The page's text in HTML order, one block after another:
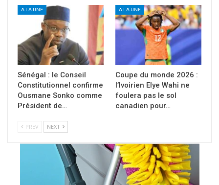
A LA UNE
Sénégal : le Conseil
Constitutionnel confirme
Ousmane Sonko comme
Président de…
A LA UNE
Coupe du monde 2026 :
l’Ivoirien Elye Wahi ne
foulera pas le sol
canadien pour…
PREV NEXT